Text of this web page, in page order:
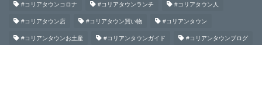
#コリアタウンコロナ #コリアタウンランチ #コリアタウン人
#コリアタウン店 #コリアタウン買い物 #コリアンタウン
#コリアンタウンお土産 #コリアンタウンガイド #コリアンタウンブログ